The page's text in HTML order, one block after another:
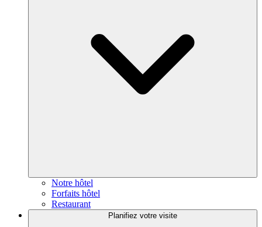
Notre hôtel
Forfaits hôtel
Restaurant
Planifiez votre visite